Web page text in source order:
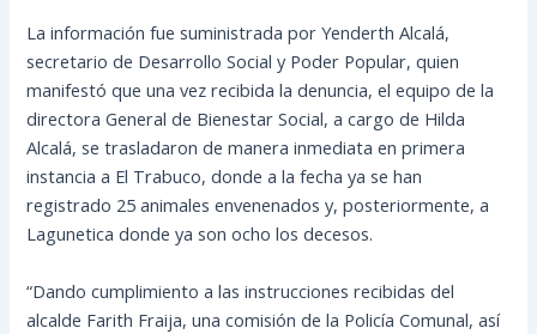
La información fue suministrada por Yenderth Alcalá,
secretario de Desarrollo Social y Poder Popular, quien
manifestó que una vez recibida la denuncia, el equipo de la
directora General de Bienestar Social, a cargo de Hilda
Alcalá, se trasladaron de manera inmediata en primera
instancia a El Trabuco, donde a la fecha ya se han
registrado 25 animales envenenados y, posteriormente, a
Lagunetica donde ya son ocho los decesos.
“Dando cumplimiento a las instrucciones recibidas del
alcalde Farith Fraija, una comisión de la Policía Comunal, así